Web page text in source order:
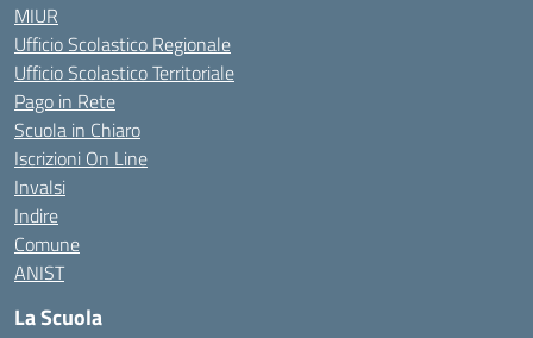
MIUR
Ufficio Scolastico Regionale
Ufficio Scolastico Territoriale
Pago in Rete
Scuola in Chiaro
Iscrizioni On Line
Invalsi
Indire
Comune
ANIST
La Scuola